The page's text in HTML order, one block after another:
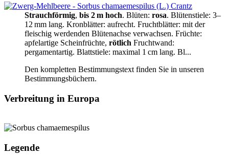
Strauchförmig, bis 2 m hoch. Blüten: rosa. Blütenstiele: 3–
12 mm lang. Kronblätter: aufrecht. Fruchtblätter: mit der
fleischig werdenden Blütenachse verwachsen. Früchte:
apfelartige Scheinfrüchte, rötlich Fruchtwand:
pergamentartig. Blattstiele: maximal 1 cm lang. Bl...
Den kompletten Bestimmungstext finden Sie in unseren
Bestimmungsbüchern.
Verbreitung in Europa
Legende